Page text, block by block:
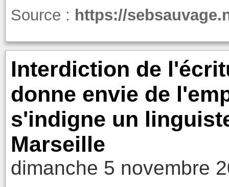
Source : https://
Interdiction de
donne envie de
s'indigne un
Marseille
dimanche 5 novembre